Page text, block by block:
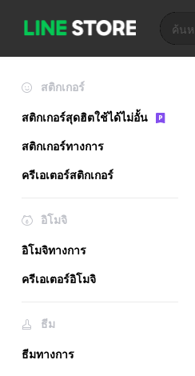
สติกเกอร์
สติกเกอร์สุดฮิตใช้ได้ไม่อั้น
สติกเกอร์ทางการ
ครีเอเตอร์สติกเกอร์
อิโมจิ
อิโมจิทางการ
ครีเอเตอร์อิโมจิ
ธีม
ธีมทางการ